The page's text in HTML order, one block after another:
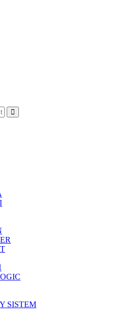
SISTEM